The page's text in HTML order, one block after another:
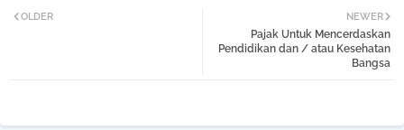
NEWER
Pajak Untuk Mencerdaskan
Pendidikan dan / atau Kesehatan
Bangsa
OLDER